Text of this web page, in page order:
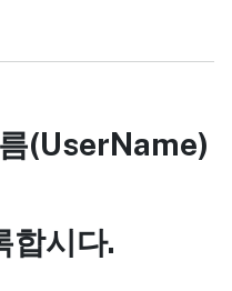
(UserName)
합시다.